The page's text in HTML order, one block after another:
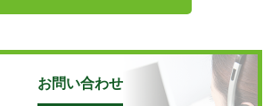
お問い合わせ